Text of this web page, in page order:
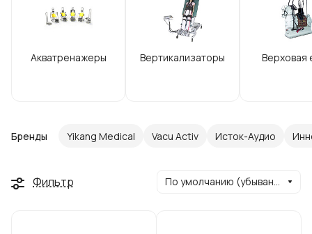
Акватренажеры Вертикализаторы Верховая
Бренды Yikang Medical Vacu Activ Исток-Аудио
Фильтр По умолчанию (убывание)